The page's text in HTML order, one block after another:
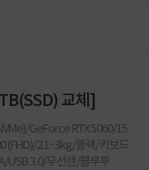
교체]
GeForce RTX 5060/15
(FHD)/2.1~3kg/블랙/키보드
USB 3.0/무선랜/블루투